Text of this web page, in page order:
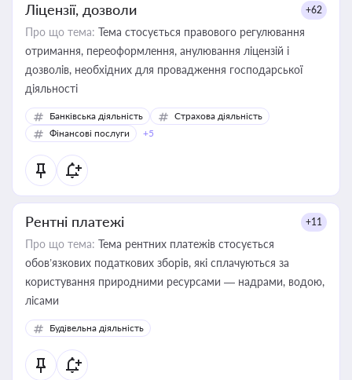
Ліцензії, дозволи +62
Про що тема: Тема стосується правового регулювання
отримання, переоформлення, анулювання ліцензій і
дозволів, необхідних для провадження господарської
діяльності
Банківська діяльність
Страхова діяльність
Фінансові послуги
+5
Рентні платежі +11
Про що тема: Тема рентних платежів стосується
обов’язкових податкових зборів, які сплачуються за
користування природними ресурсами — надрами, водою,
лісами
Будівельна діяльність